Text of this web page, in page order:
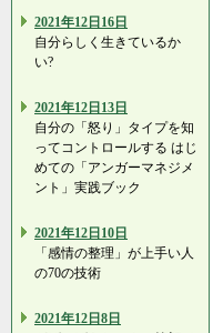
2021年12日16日
自分らしく生きているか
い?
2021年12日13日
自分の「怒り」タイプを知
ってコントロールする はじ
めての「アンガーマネジメ
ント」実践ブック
2021年12日10日
「感情の整理」が上手い人
の70の技術
2021年12日8日